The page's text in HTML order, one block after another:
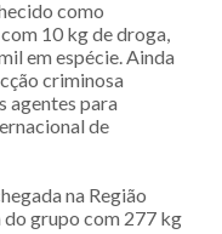
como
10 kg de droga,
em espécie. Ainda
criminosa
agentes para
de
na Região
grupo com 277 kg